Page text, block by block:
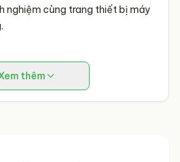
nghiệm cùng trang thiết bị máy
thêm